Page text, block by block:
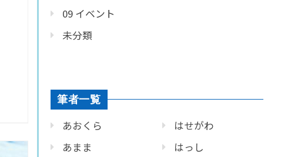
09 イベント
未分類
筆者一覧
あおくら
あまま
はせがわ
はっし